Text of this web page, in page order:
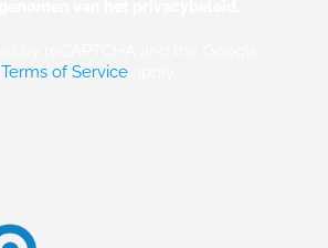
Terms of Service